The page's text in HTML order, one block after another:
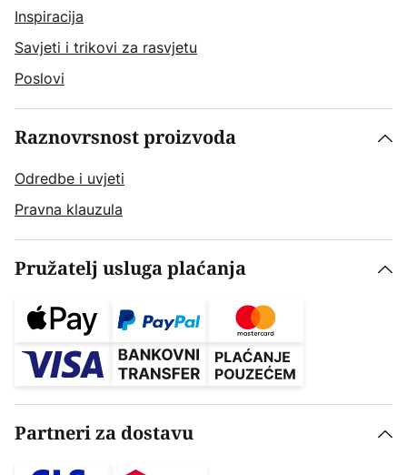
Inspiracija
Savjeti i trikovi za rasvjetu
Poslovi
Raznovrsnost proizvoda
Odredbe i uvjeti
Pravna klauzula
Pružatelj usluga plaćanja
Partneri za dostavu